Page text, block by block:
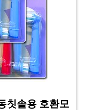
칫솔용 호환모